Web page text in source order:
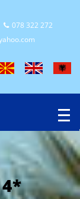
078 322 272